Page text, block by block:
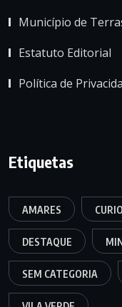
Município de
Estatuto Editorial
Política de
Etiquetas
AMARES
DESTAQUE
SEM CATEGORIA